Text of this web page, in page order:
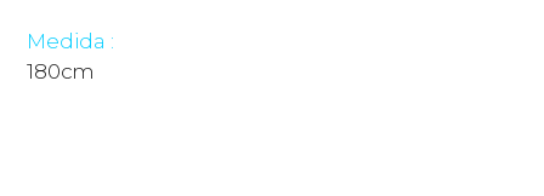
Medida :
180cm